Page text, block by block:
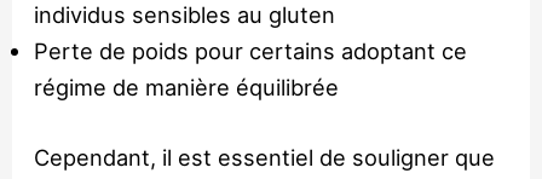
individus sensibles au gluten
Perte de poids pour certains adoptant ce
régime de manière équilibrée
Cependant, il est essentiel de souligner que